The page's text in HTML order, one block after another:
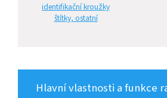
identifikační kroužky
štítky, ostatní
Hlavní vlastnosti a funkce